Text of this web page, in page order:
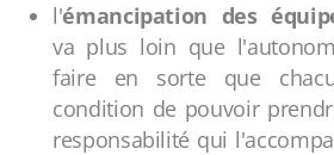
l'émancipation des
va plus loin que
faire en sorte que
condition de pouvoir
responsabilité qui